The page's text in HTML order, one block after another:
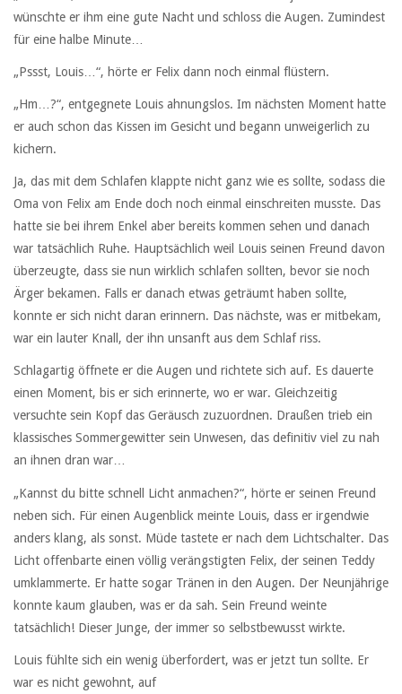
wünschte er ihm eine gute Nacht und schloss die Augen. Zumindest
für eine halbe Minute…
„Pssst, Louis…“, hörte er Felix dann noch einmal flüstern.
„Hm…?“, entgegnete Louis ahnungslos. Im nächsten Moment hatte
er auch schon das Kissen im Gesicht und begann unweigerlich zu
kichern.
Ja, das mit dem Schlafen klappte nicht ganz wie es sollte, sodass die
Oma von Felix am Ende doch noch einmal einschreiten musste. Das
hatte sie bei ihrem Enkel aber bereits kommen sehen und danach
war tatsächlich Ruhe. Hauptsächlich weil Louis seinen Freund davon
überzeugte, dass sie nun wirklich schlafen sollten, bevor sie noch
Ärger bekamen. Falls er danach etwas geträumt haben sollte,
konnte er sich nicht daran erinnern. Das nächste, was er mitbekam,
war ein lauter Knall, der ihn unsanft aus dem Schlaf riss.
Schlagartig öffnete er die Augen und richtete sich auf. Es dauerte
einen Moment, bis er sich erinnerte, wo er war. Gleichzeitig
versuchte sein Kopf das Geräusch zuzuordnen. Draußen trieb ein
klassisches Sommergewitter sein Unwesen, das definitiv viel zu nah
an ihnen dran war…
„Kannst du bitte schnell Licht anmachen?“, hörte er seinen Freund
neben sich. Für einen Augenblick meinte Louis, dass er irgendwie
anders klang, als sonst. Müde tastete er nach dem Lichtschalter. Das
Licht offenbarte einen völlig verängstigten Felix, der seinen Teddy
umklammerte. Er hatte sogar Tränen in den Augen. Der Neunjährige
konnte kaum glauben, was er da sah. Sein Freund weinte
tatsächlich! Dieser Junge, der immer so selbstbewusst wirkte.
Louis fühlte sich ein wenig überfordert, was er jetzt tun sollte. Er
war es nicht gewohnt, auf